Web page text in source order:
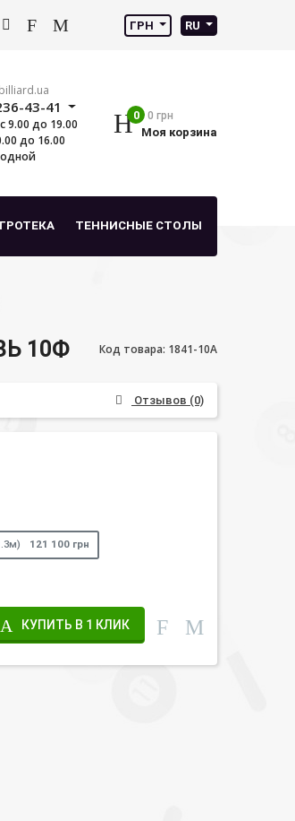
ГРН RU
43-41
9.00 до 19.00
до 16.00
0 0 грн
Моя корзина
ТЕННИСНЫЕ СТОЛЫ
10Ф Код товара: 1841-10A
Отзывов (0)
121 100 грн
КУПИТЬ В 1 КЛИК